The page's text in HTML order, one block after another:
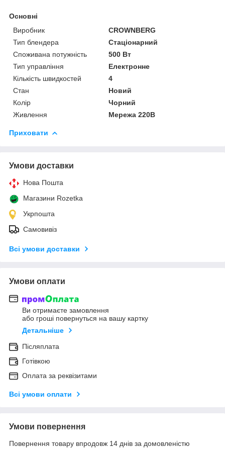
Основні
Виробник
CROWNBERG
Тип блендера
Стаціонарний
Споживана потужність
500 Вт
Тип управління
Електронне
Кількість швидкостей
4
Стан
Новий
Колір
Чорний
Живлення
Мережа 220В
Приховати
Умови доставки
Нова Пошта
Магазини Rozetka
Укрпошта
Самовивіз
Всі умови доставки
Умови оплати
Ви отримаєте замовлення
або гроші повернуться на вашу картку
Детальніше
Післяплата
Готівкою
Оплата за реквізитами
Всі умови оплати
Умови повернення
Повернення товару впродовж 14 днів за домовленістю